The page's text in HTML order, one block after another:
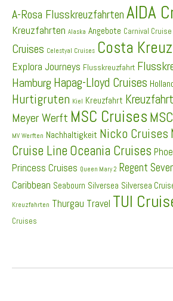
A-Rosa Flusskreuzfahrten AIDA
Kreuzfahrten Alaska Angebote Carnival
Cruises Celestyal Cruises Costa
Explora Journeys Flusskreuzfahrt
Hamburg Hapag-Lloyd Cruises
Hurtigruten Kiel Kreuzfahrt
Meyer Werft MSC Cruises
MV Werften Nachhaltigkeit Nicko Cruises
Cruise Line Oceania Cruises
Princess Cruises Queen Mary 2 Regent
Caribbean Seabourn Silversea Silversea
Kreuzfahrten Thurgau Travel TUI
Cruises